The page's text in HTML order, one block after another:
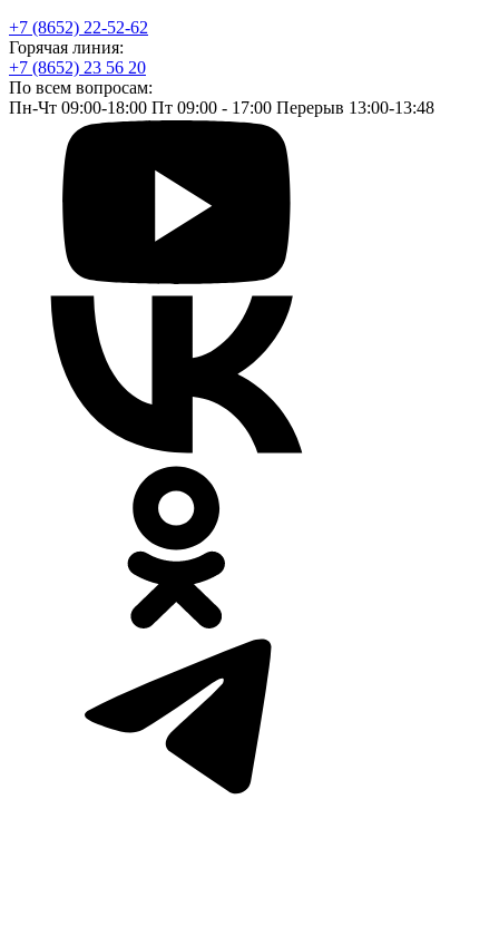
+7 (8652) 22-52-62
Горячая линия:
+7 (8652) 23 56 20
По всем вопросам:
Пн-Чт 09:00-18:00 Пт 09:00 - 17:00 Перерыв 13:00-13:48